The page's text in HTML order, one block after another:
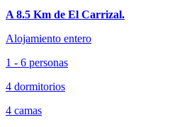
A 8.5 Km de El Carrizal.
Alojamiento entero
1 - 6 personas
4 dormitorios
4 camas